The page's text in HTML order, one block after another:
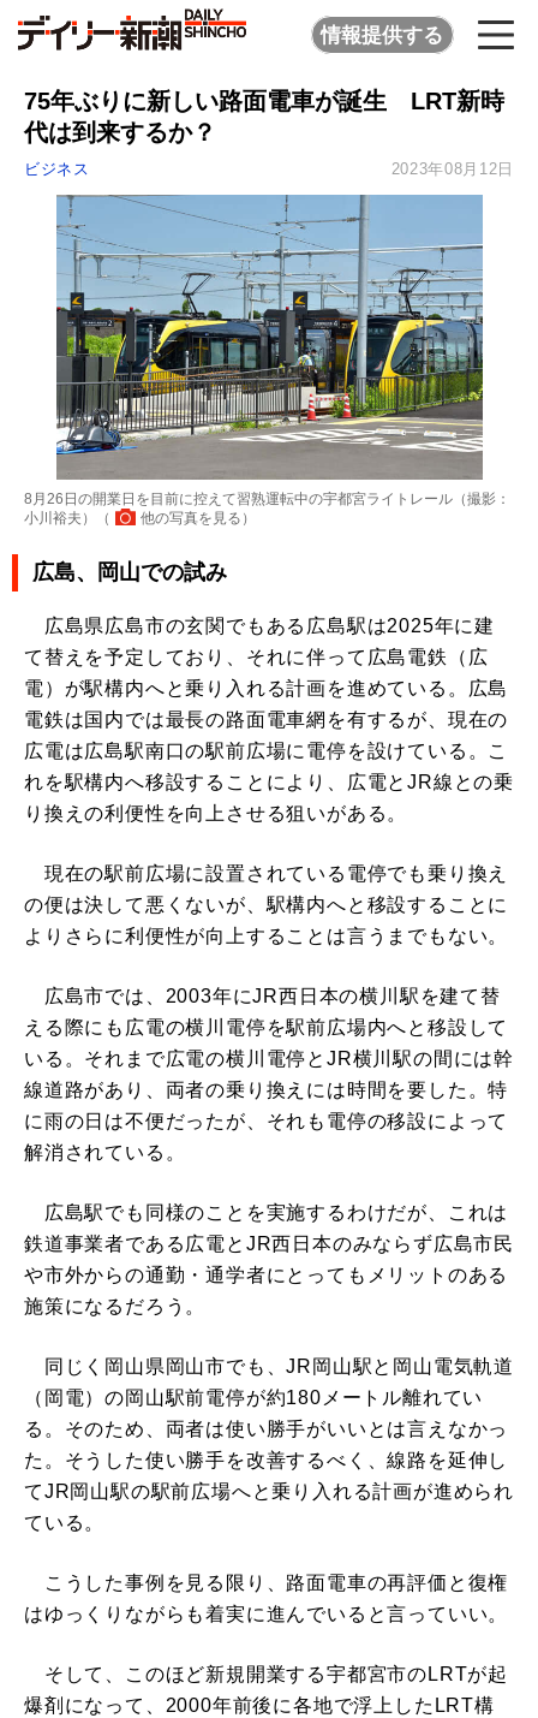
情報提供する
75年ぶりに新しい路面電車が誕生 LRT新時
代は到来するか？
ビジネス 2023年08月12日
8月26日の開業日を目前に控えて習熟運転中の宇都宮ライトレール（撮影：
小川裕夫）（
他の写真を見る ）
広島、岡山での試み
広島県広島市の玄関でもある広島駅は2025年に建
て替えを予定しており、それに伴って広島電鉄（広
電）が駅構内へと乗り入れる計画を進めている。広島
電鉄は国内では最長の路面電車網を有するが、現在の
広電は広島駅南口の駅前広場に電停を設けている。こ
れを駅構内へ移設することにより、広電とJR線との乗
り換えの利便性を向上させる狙いがある。
現在の駅前広場に設置されている電停でも乗り換え
の便は決して悪くないが、駅構内へと移設することに
よりさらに利便性が向上することは言うまでもない。
広島市では、2003年にJR西日本の横川駅を建て替
える際にも広電の横川電停を駅前広場内へと移設して
いる。それまで広電の横川電停とJR横川駅の間には幹
線道路があり、両者の乗り換えには時間を要した。特
に雨の日は不便だったが、それも電停の移設によって
解消されている。
広島駅でも同様のことを実施するわけだが、これは
鉄道事業者である広電とJR西日本のみならず広島市民
や市外からの通勤・通学者にとってもメリットのある
施策になるだろう。
同じく岡山県岡山市でも、JR岡山駅と岡山電気軌道
（岡電）の岡山駅前電停が約180メートル離れてい
る。そのため、両者は使い勝手がいいとは言えなかっ
た。そうした使い勝手を改善するべく、線路を延伸し
てJR岡山駅の駅前広場へと乗り入れる計画が進められ
ている。
こうした事例を見る限り、路面電車の再評価と復権
はゆっくりながらも着実に進んでいると言っていい。
そして、このほど新規開業する宇都宮市のLRTが起
爆剤になって、2000年前後に各地で浮上したLRT構